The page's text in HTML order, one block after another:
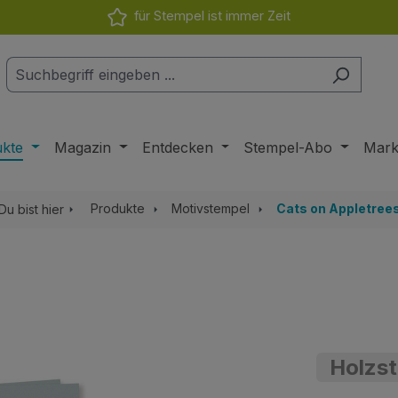
für Stempel ist immer Zeit
Magazin Entdecken Stempel-Abo
Du bist hier Produkte Motivstempel Cats on